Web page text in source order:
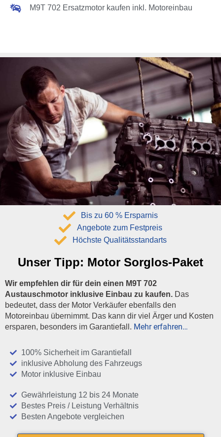
M9T 702 Ersatzmotor kaufen inkl. Motoreinbau
Unser Tipp: Motor Sorglos-Paket
Wir empfehlen dir für dein einen M9T 702
Austauschmotor inklusive Einbau zu kaufen. Das
bedeutet, dass der Motor Verkäufer ebenfalls den
Motoreinbau übernimmt. Das kann dir viel Ärger und Kosten
ersparen, besonders im Garantiefall. Mehr erfahren…
100% Sicherheit im Garantiefall
inklusive Abholung des Fahrzeugs
Motor inklusive Einbau
Gewährleistung 12 bis 24 Monate
Bestes Preis / Leistung Verhältnis
Besten Angebote vergleichen
Bis zu 60 % Ersparnis
Angebote zum Festpreis
Höchste Qualitätsstandarts